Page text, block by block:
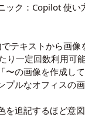
ック：Copilot 使い
テキストから画像
り一定回数利用可能
〜の画像を作成し
プルなオフィスの
を追記するほど意